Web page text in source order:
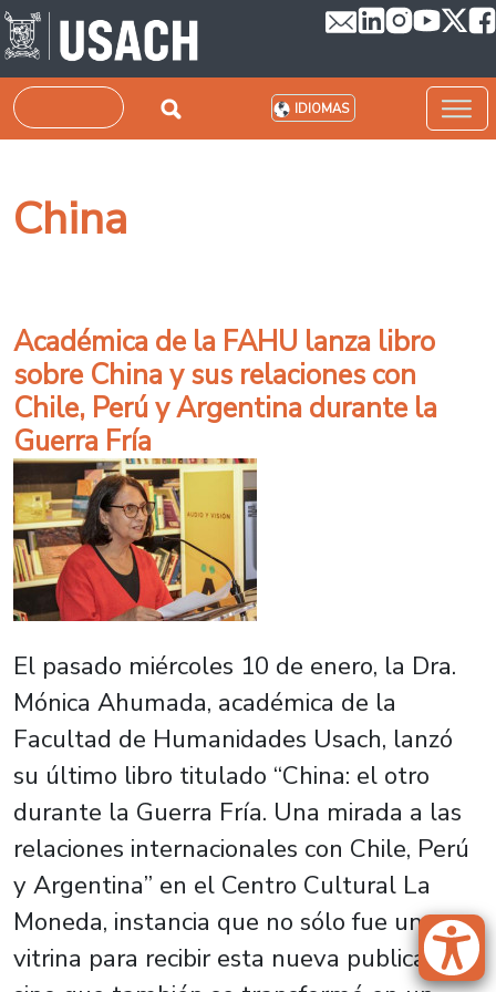
Pasar al contenido principal
Buscar IDIOMAS
China
Académica de la FAHU lanza libro
sobre China y sus relaciones con
Chile, Perú y Argentina durante la
Guerra Fría
El pasado miércoles 10 de enero, la Dra.
Mónica Ahumada, académica de la
Facultad de Humanidades Usach, lanzó
su último libro titulado “China: el otro
durante la Guerra Fría. Una mirada a las
relaciones internacionales con Chile, Perú
y Argentina” en el Centro Cultural La
Moneda, instancia que no sólo fue una
vitrina para recibir esta nueva publicación,